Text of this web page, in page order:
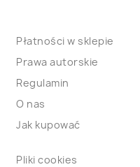
Płatności w sklepie
Prawa autorskie
Regulamin
O nas
Jak kupować
Pliki cookies